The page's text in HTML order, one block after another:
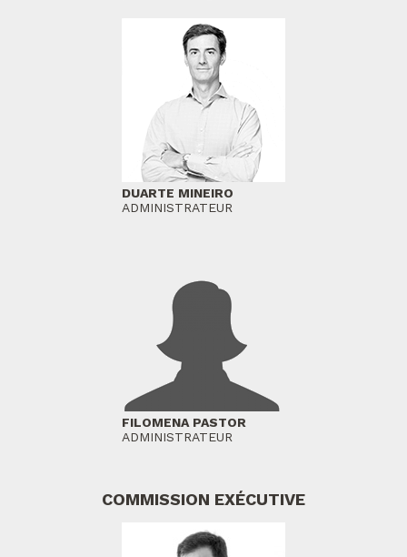
DUARTE MINEIRO
ADMINISTRATEUR
FILOMENA PASTOR
ADMINISTRATEUR
COMMISSION EXÉCUTIVE